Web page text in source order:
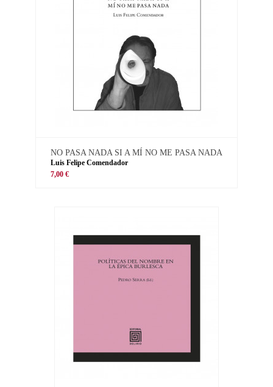
NO PASA NADA SI A MÍ NO ME PASA NADA
Luis Felipe Comendador
7,00 €